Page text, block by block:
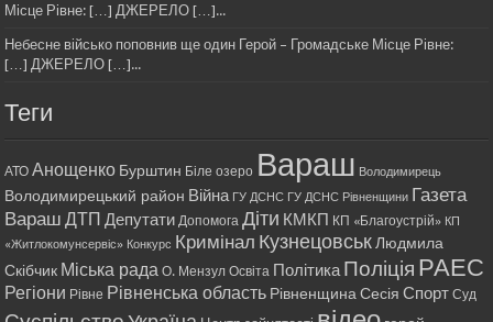
Місце Рівне: […] ДЖЕРЕЛО […]...
Небесне військо поповнив ще один Герой – Громадське Місце Рівне:
[…] ДЖЕРЕЛО […]...
Теги
АТО Анощенко Бурштин Біле озеро Вараш Володимирець
Володимирецький район Війна ГУ ДСНС ГУ ДСНС Рівненщини Газета
Вараш ДТП Депутати Допомога Діти КМКП КП «Благоустрій» КП
«Житлокомунсервіс» Конкурс Кримінал Кузнецовськ Людмила
Скібчик Міська рада О. Мензул Освіта ПолітикаПоліція РАЕС
Регіони Рівне Рівненська область Рівненщина Сесія Спорт Суд